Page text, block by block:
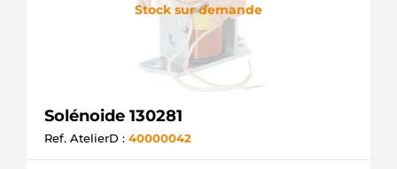
Stock sur demande
Solénoide 130281
Ref. AtelierD : 40000042